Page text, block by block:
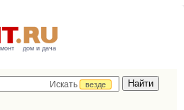
дом и дача
Искать
везде